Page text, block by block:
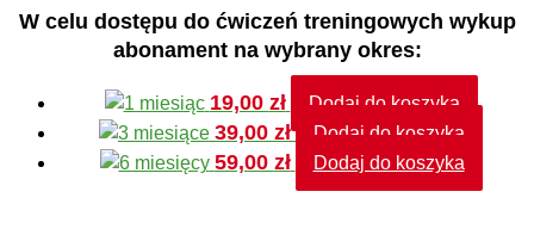
W celu dostępu do ćwiczeń treningowych wykup
abonament na wybrany okres:
19,00 zł Dodaj do koszyka
39,00 zł Dodaj do koszyka
59,00 zł Dodaj do koszyka